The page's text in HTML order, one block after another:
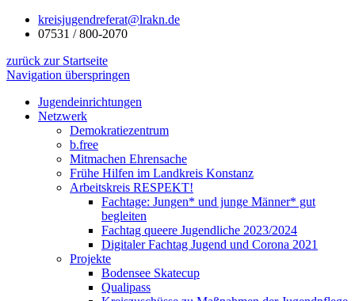
kreisjugendreferat@lrakn.de
07531 / 800-2070
zurück zur Startseite
Navigation überspringen
Jugendeinrichtungen
Netzwerk
Demokratiezentrum
b.free
Mitmachen Ehrensache
Frühe Hilfen im Landkreis Konstanz
Arbeitskreis RESPEKT!
Fachtage: Jungen* und junge Männer* gut
begleiten
Fachtag queere Jugendliche 2023/2024
Digitaler Fachtag Jugend und Corona 2021
Projekte
Bodensee Skatecup
Qualipass